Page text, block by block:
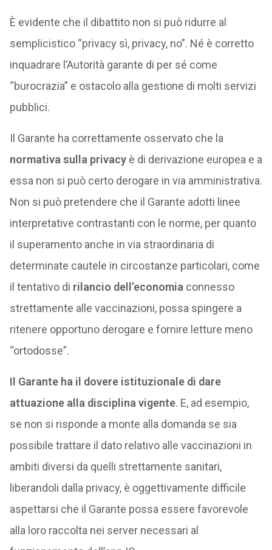
È evidente che il dibattito non si può ridurre al
semplicistico “privacy sì, privacy, no”. Né è corretto
inquadrare l’Autorità garante di per sé come
“burocrazia” e ostacolo alla gestione di molti servizi
pubblici.
Il Garante ha correttamente osservato che la
normativa sulla privacyè di derivazione europea e a
essa non si può certo derogare in via amministrativa.
Non si può pretendere che il Garante adotti linee
interpretative contrastanti con le norme, per quanto
il superamento anche in via straordinaria di
determinate cautele in circostanze particolari, come
il tentativo di rilancio dell’economia connesso
strettamente alle vaccinazioni, possa spingere a
ritenere opportuno derogare e fornire letture meno
“ortodosse”.
Il Garante ha il dovere istituzionale di dare
attuazione alla disciplina vigente. E, ad esempio,
se non si risponde a monte alla domanda se sia
possibile trattare il dato relativo alle vaccinazioni in
ambiti diversi da quelli strettamente sanitari,
liberandoli dalla privacy, è oggettivamente difficile
aspettarsi che il Garante possa essere favorevole
alla loro raccolta nei server necessari al